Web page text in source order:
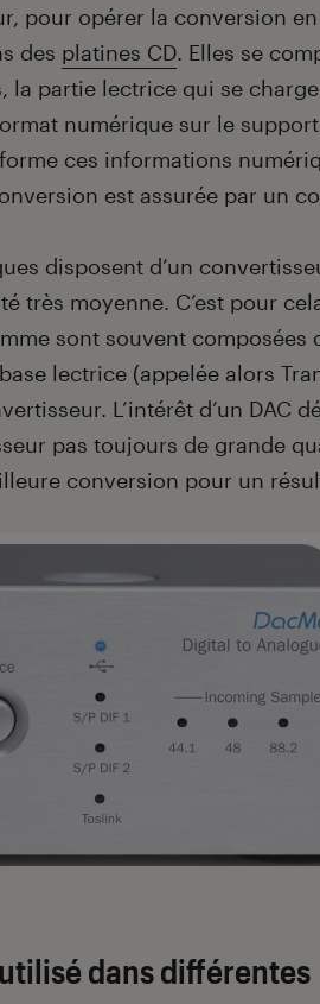
pour opérer la conversion
des platines CD. Elles se
la partie lectrice qui se
numérique sur le support
ces informations
est assurée par un
disposent d’un
très moyenne. C’est pour
sont souvent composées
lectrice (appelée alors
L’intérêt d’un DAC
pas toujours de grande
conversion pour un
dans différentes